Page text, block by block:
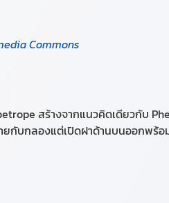
Commons
สร้างจากแนวคิดเดียวกับ
บกลองแต่เปิดฝาด้านบนออกพร้อ